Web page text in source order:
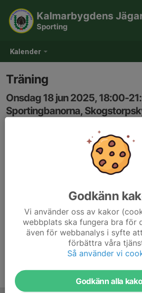
Kalender
Kalmarbygdens
Sporting
Träning
Onsdag 18 jun 2025, 18:00-
Sportingbanorna,
Godkänn
Vi använder oss av kakor
webbplats ska fungera bra för
även för webbanalys i syfte
förbättra våra
Så använder vi
Godkänn alla